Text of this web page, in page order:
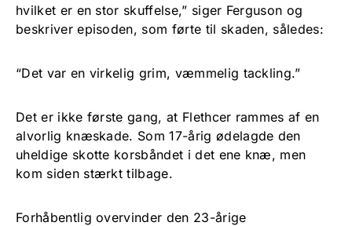
hvilket er en stor skuffelse,” siger Ferguson og
beskriver episoden, som førte til skaden, således:
“Det var en virkelig grim, væmmelig tackling.”
Det er ikke første gang, at Flethcer rammes af en
alvorlig knæskade. Som 17-årig ødelagde den
uheldige skotte korsbåndet i det ene knæ, men
kom siden stærkt tilbage.
Forhåbentlig overvinder den 23-årige